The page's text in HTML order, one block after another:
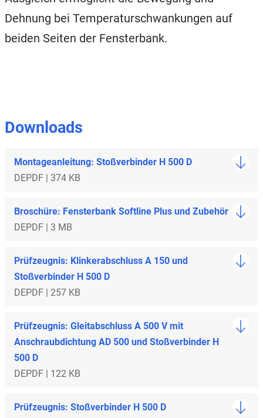
Dehnung bei Temperaturschwankungen auf
beiden Seiten der Fensterbank.
Downloads
Montageanleitung: Stoßverbinder H 500 D
DEPDF | 374 KB
Broschüre: Fensterbank Softline Plus und Zubehör
DEPDF | 3 MB
Prüfzeugnis: Klinkerabschluss A 150 und
Stoßverbinder H 500 D
DEPDF | 257 KB
Prüfzeugnis: Gleitabschluss A 500 V mit
Anschraubdichtung AD 500 und Stoßverbinder H
500 D
DEPDF | 122 KB
Prüfzeugnis: Stoßverbinder H 500 D